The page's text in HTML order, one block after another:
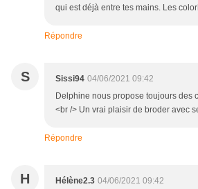
qui est déjà entre tes mains. Les
Répondre
S Sissi94 04/06/2021 09:42
Delphine nous propose toujours des
<br /> Un vrai plaisir de broder avec
Répondre
H Hélène2.3 04/06/2021 09:42